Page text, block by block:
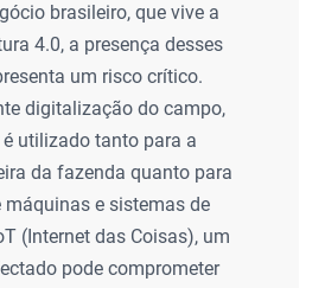
brasileiro, que vive a
4.0, a presença desses
um risco crítico.
digitalização do campo,
utilizado tanto para a
da fazenda quanto para
máquinas e sistemas de
(Internet das Coisas), um
pode comprometer